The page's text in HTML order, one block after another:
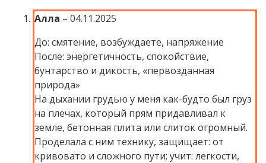
Алла – 04.11.2025
До: смятение, возбуждаете, напряжение
После: энергетичность, спокойствие,
бунтарство и дикость, «первозданная
природа»
На дыхании грудью у меня как-будто был груз
на плечах, который прям придавливал к
земле, бетонная плита или слиток огромный.
Проделала с ним технику, защищает: от
кривовато и сложного пути; учит: легкости,